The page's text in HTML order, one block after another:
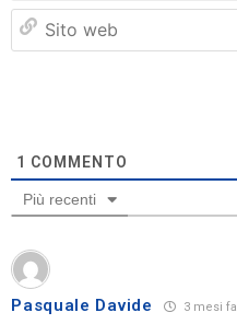
1 COMMENTO
Più recenti
Pasquale Davide 3 mesi fa